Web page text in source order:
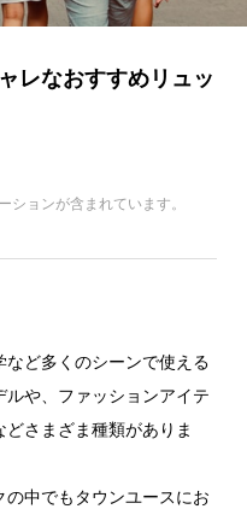
レなおすすめリュッ
ョンが含まれています。
ど多くのシーンで使える
や、ファッションアイテ
さまざま種類がありま
中でもタウンユースにお